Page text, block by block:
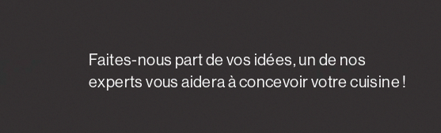
Faites-nous part de vos idées, un de nos
experts vous aidera à concevoir votre cuisine !